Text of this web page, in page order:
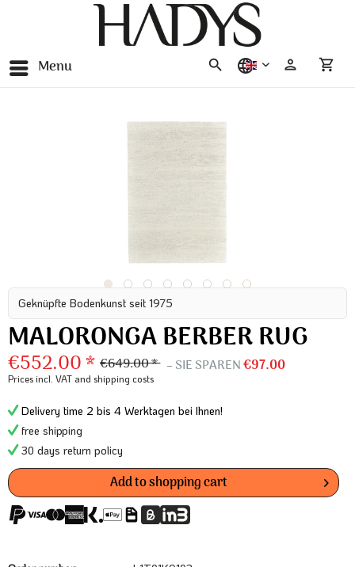
Menu english
Geknüpfte Bodenkunst seit 1975
MALORONGA BERBER RUG
€552.00 * €649.00 * – SIE SPAREN€97.00
Prices incl. VAT and shipping costs
Delivery time 2 bis 4 Werktagen bei Ihnen!
free shipping
30 days return policy
Add toshopping cart